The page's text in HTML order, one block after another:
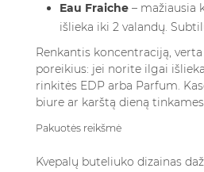
Eau Fraiche – mažiausia
išlieka iki 2 valandų.
Renkantis koncentraciją,
poreikius: jei norite ilgai
rinkitės EDP arba Parfum.
biure ar karštą dieną
Pakuotės reikšmė
Kvepalų buteliuko dizainas